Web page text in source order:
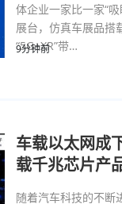
体企业一家比一家“
展台，仿真车展品搭
“5G+XR”带…
9分钟前
车载以太网成
载千兆芯片产
随着汽车科技的不断